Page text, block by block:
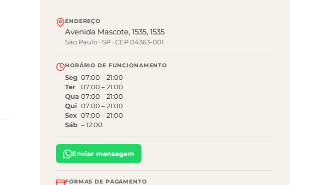
ENDEREÇO
Avenida Mascote, 1535, 1535
São Paulo ·SP · CEP 04363-001
HORÁRIO DE FUNCIONAMENTO
Seg 07:00 –21:00
Ter
07:00 –21:00
Qua 07:00 –21:00
Qui 07:00 –21:00
Sex 07:00 –21:00
Sáb –12:00
Enviar mensagem
FORMAS DE PAGAMENTO